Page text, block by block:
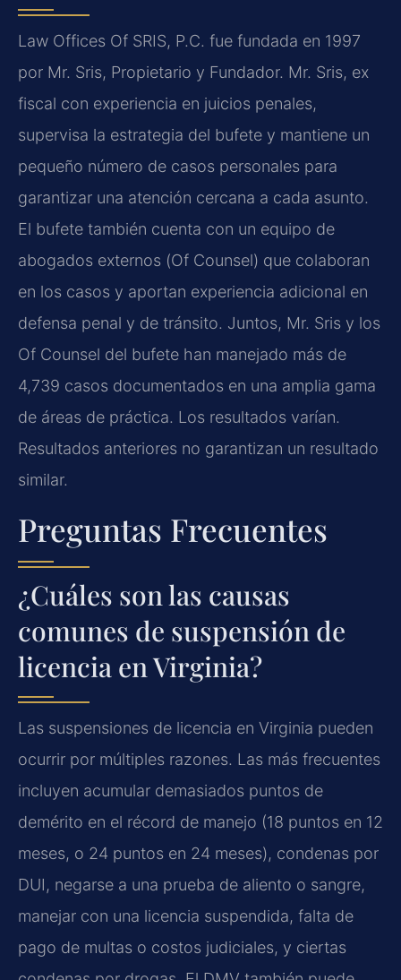
Law Offices Of SRIS, P.C. fue fundada en 1997
por Mr. Sris, Propietario y Fundador. Mr. Sris, ex
fiscal con experiencia en juicios penales,
supervisa la estrategia del bufete y mantiene un
pequeño número de casos personales para
garantizar una atención cercana a cada asunto.
El bufete también cuenta con un equipo de
abogados externos (Of Counsel) que colaboran
en los casos y aportan experiencia adicional en
defensa penal y de tránsito. Juntos, Mr. Sris y los
Of Counsel del bufete han manejado más de
4,739 casos documentados en una amplia gama
de áreas de práctica. Los resultados varían.
Resultados anteriores no garantizan un resultado
similar.
Preguntas Frecuentes
¿Cuáles son las causas
comunes de suspensión de
licencia en Virginia?
Las suspensiones de licencia en Virginia pueden
ocurrir por múltiples razones. Las más frecuentes
incluyen acumular demasiados puntos de
demérito en el récord de manejo (18 puntos en 12
meses, o 24 puntos en 24 meses), condenas por
DUI, negarse a una prueba de aliento o sangre,
manejar con una licencia suspendida, falta de
pago de multas o costos judiciales, y ciertas